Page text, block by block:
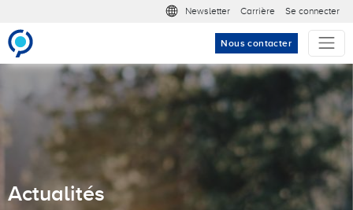
Meta nav
Newsletter Carrière Se connecter
Nous contacter
Actualités